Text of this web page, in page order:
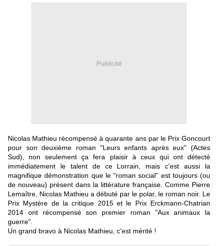
Publicité
Nicolas Mathieu récompensé à quarante ans par le Prix Goncourt
pour son deuxième roman "Leurs enfants après eux" (Actes
Sud), non seulement ça fera plaisir à ceux qui ont détecté
immédiatement le talent de ce Lorrain, mais c'est aussi la
magnifique démonstration que le "roman social" est toujours (ou
de nouveau) présent dans la littérature française. Comme Pierre
Lemaître, Nicolas Mathieu a débuté par le polar, le roman noir. Le
Prix Mystère de la critique 2015 et le Prix Erckmann-Chatrian
2014 ont récompensé son premier roman "Aux animaux la
guerre".
Un grand bravo à Nicolas Mathieu, c'est mérité !